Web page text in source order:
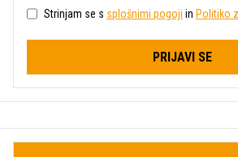
Strinjam se s splošnimi pogoji in Politiko
PRIJAVI SE